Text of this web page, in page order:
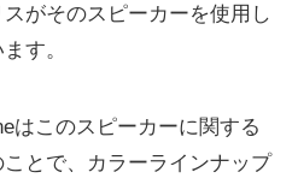
がそのスピーカーを使用し
す。
はこのスピーカーに関する
とで、カラーラインナップ